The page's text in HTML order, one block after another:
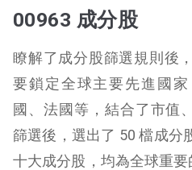
00963 成分股
瞭解了成分股篩選規則後
要鎖定全球主要先進國
國、法國等，結合了市值
篩選後，選出了 50 檔成分
十大成分股，均為全球重要